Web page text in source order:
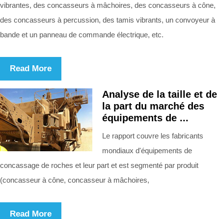
vibrantes, des concasseurs à mâchoires, des concasseurs à cône,
des concasseurs à percussion, des tamis vibrants, un convoyeur à
bande et un panneau de commande électrique, etc.
Read More
Analyse de la taille et de
la part du marché des
équipements de ...
Le rapport couvre les fabricants
mondiaux d'équipements de
concassage de roches et leur part et est segmenté par produit
(concasseur à cône, concasseur à mâchoires,
Read More